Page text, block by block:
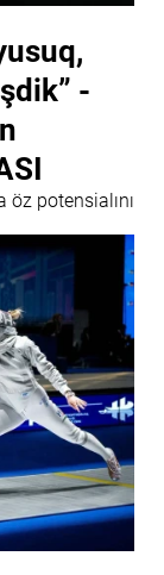
-
potensialını